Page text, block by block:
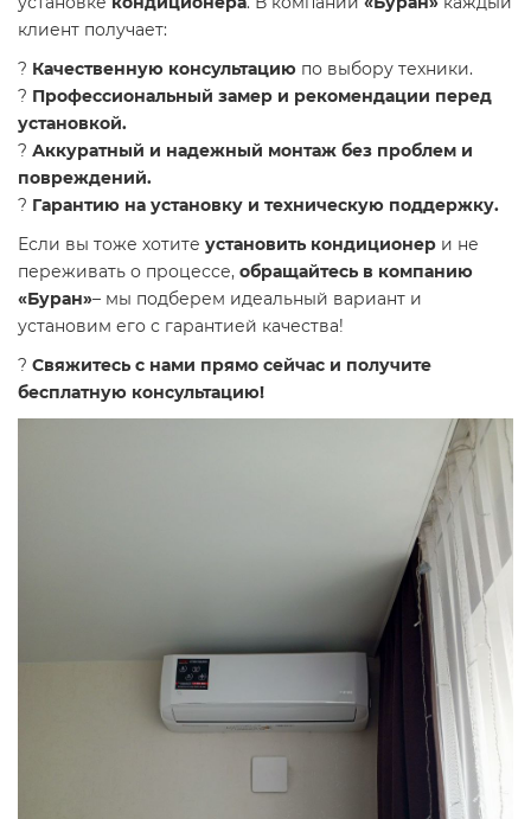
клиент получает:
? Качественную консультацию по выбору техники.
? Профессиональный замер и рекомендации перед
установкой.
? Аккуратный и надежный монтаж без проблем и
повреждений.
? Гарантию на установку и техническую поддержку.
Если вы тоже хотите установить кондиционер и не
переживать о процессе, обращайтесь в компанию
«Буран»– мы подберем идеальный вариант и
установим его с гарантией качества!
? Свяжитесь с нами прямо сейчас и получите
бесплатную консультацию!